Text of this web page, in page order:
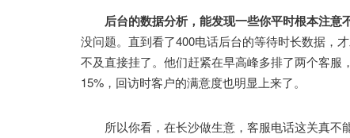
后台的数据分析，能发现一些你平时根本注意
没问题。直到看了400电话后台的等待时长数据，
不及直接挂了。他们赶紧在早高峰多排了两个客
15%，回访时客户的满意度也明显上来了。
所以你看，在长沙做生意，客服电话这关真不